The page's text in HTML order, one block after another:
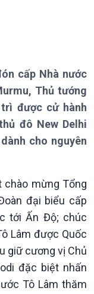
cấp Nhà nước
Thủ tướng
được cử hành
đô New Delhi
cho nguyên
chào mừng Tổng
đại biểu cấp
tới Ấn Độ; chúc
Lâm được Quốc
giữ cương vị Chủ
đặc biệt nhấn
Tô Lâm thăm